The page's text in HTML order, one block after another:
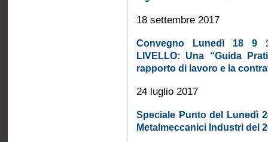
18 settembre 2017
Convegno Lunedì 18 9
LIVELLO: Una “Guida
rapporto di lavoro e la
24 luglio 2017
Speciale Punto del Lunedì
Metalmeccanici Industri del